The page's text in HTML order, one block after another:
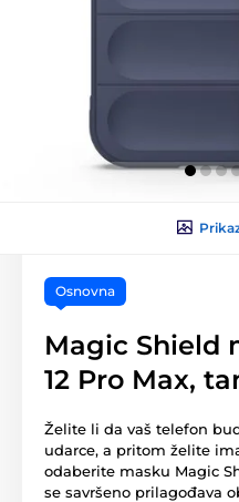
Osnovna
Magic Shield
12 Pro Max,
Želite li da vaš telefon
udarce, a pritom želite
odaberite masku Magic
se savršeno prilagođava